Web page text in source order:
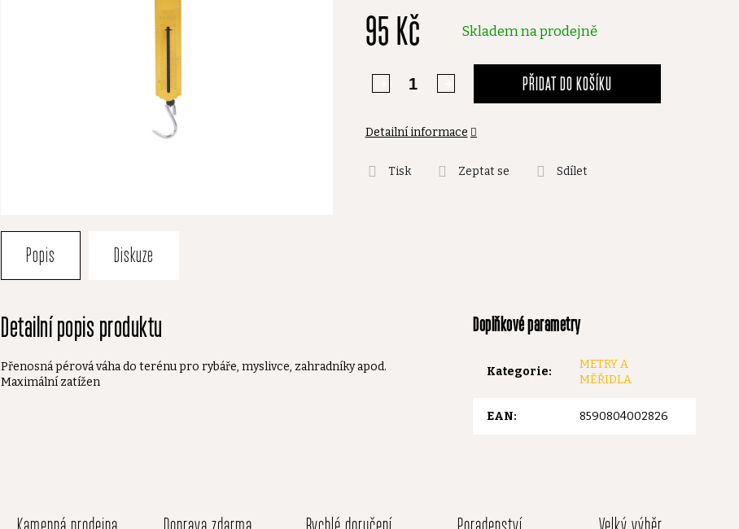
0,0
z
95 Kč Skladem na prodejně
PŘIDAT DO KOŠÍKU
Detailní informace
Tisk Zeptat se Sdílet
Popis Diskuze
Detailní popis produktu
Přenosná pérová váha do terénu pro rybáře, myslivce, zahradníky apod.
Maximální zatížen
Doplňkové parametry
Kategorie:
METRY A
MĚŘIDLA
EAN: 8590804002826